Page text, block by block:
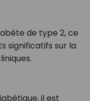
de type 2, ce
significatifs sur la
il est